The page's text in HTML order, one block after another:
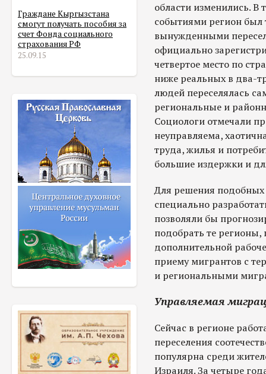
Граждане Кыргызстана
смогут получать пособия за
счет Фонда социального
страхования РФ
25.09.15
области изменились. В
событиями регион был
вынужденными
официально
четвертое место по
ниже реальных в два-
людей переселялась
региональные и
Социологи отмечали
неуправляема,
труда, жилья и
большие издержки и
Для решения подобных
специально
позволяли бы
подобрать те регионы,
дополнительной
приему мигрантов с
и региональными
Управляемая
Сейчас в регионе
переселения
популярна среди
Израиля. За четыре